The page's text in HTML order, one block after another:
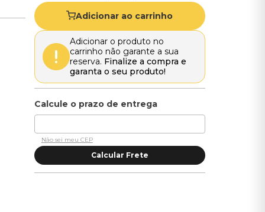
Adicionar ao carrinho
Adicionar o produto no
carrinho não garante a sua
reserva. Finalize a compra e
garanta o seu produto!
Não sei meu CEP